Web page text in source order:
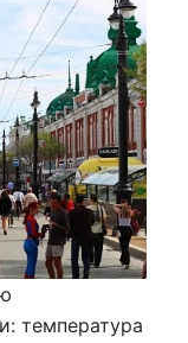
температура